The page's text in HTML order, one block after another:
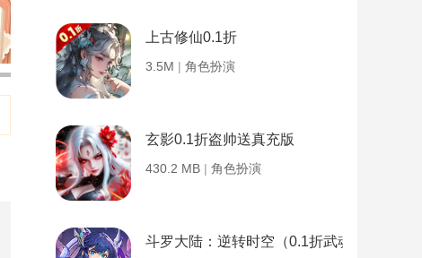
上古修仙0.1折
3.5M | 角色扮演
玄影0.1折盗帅送真充版
430.2 MB | 角色扮演
斗罗大陆：逆转时空（0.1折武魂觉醒）